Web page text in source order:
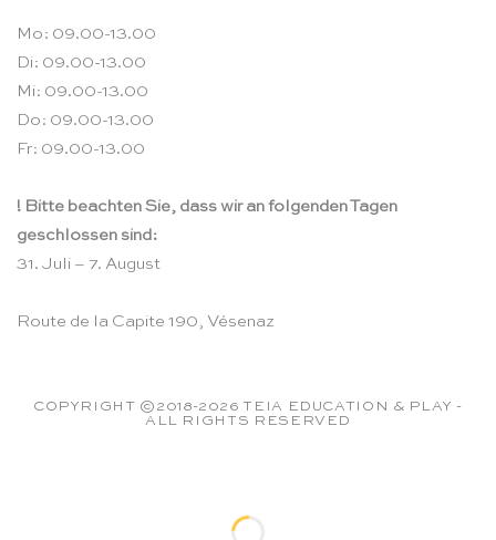
Mo: 09.00-13.00
Di: 09.00-13.00
Mi: 09.00-13.00
Do: 09.00-13.00
Fr: 09.00-13.00
! Bitte beachten Sie, dass wir an folgenden Tagen
geschlossen sind:
31. Juli – 7. August
Route de la Capite 190, Vésenaz
COPYRIGHT ©2018-2026 TEIA EDUCATION & PLAY -
ALL RIGHTS RESERVED